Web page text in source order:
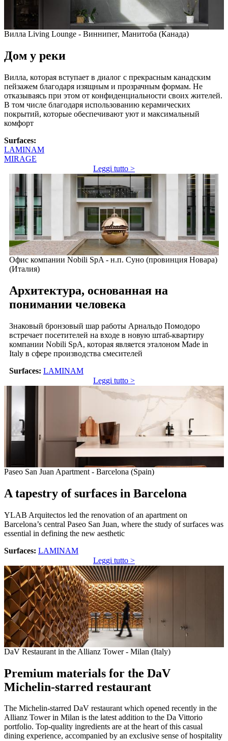
Вилла Living Lounge - Виннипег, Манитоба (Канада)
Дом у реки
Вилла, которая вступает в диалог с прекрасным канадским
пейзажем благодаря изящным и прозрачным формам. Не
отказываясь при этом от конфиденциальности своих жителей.
В том числе благодаря использованию керамических
покрытий, которые обеспечивают уют и максимальный
комфорт
Surfaces:
LAMINAM
MIRAGE
Leggi tutto >
Офис компании Nobili SpA - н.п. Суно (провинция Новара)
(Италия)
Архитектура, основанная на
понимании человека
Знаковый бронзовый шар работы Арнальдо Помодоро
встречает посетителей на входе в новую штаб-квартиру
компании Nobili SpA, которая является эталоном Made in
Italy в сфере производства смесителей
Surfaces: LAMINAM
Leggi tutto >
Paseo San Juan Apartment - Barcelona (Spain)
A tapestry of surfaces in Barcelona
YLAB Arquitectos led the renovation of an apartment on
Barcelona’s central Paseo San Juan, where the study of surfaces was
essential in defining the new aesthetic
Surfaces: LAMINAM
Leggi tutto >
DaV Restaurant in the Allianz Tower - Milan (Italy)
Premium materials for the DaV
Michelin-starred restaurant
The Michelin-starred DaV restaurant which opened recently in the
Allianz Tower in Milan is the latest addition to the Da Vittorio
portfolio. Top-quality ingredients are at the heart of this casual
dining experience, accompanied by an exclusive sense of hospitality